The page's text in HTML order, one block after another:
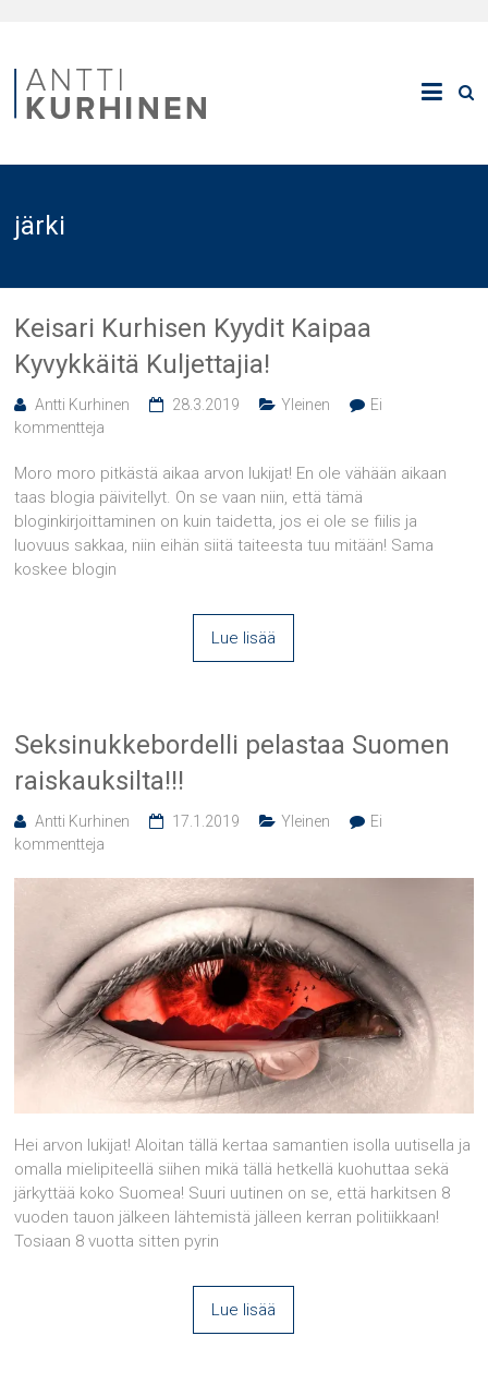
järki
Keisari Kurhisen Kyydit Kaipaa
Kyvykkäitä Kuljettajia!
Antti Kurhinen 28.3.2019 Yleinen
Ei
kommentteja
Moro moro pitkästä aikaa arvon lukijat! En ole vähään aikaan
taas blogia päivitellyt. On se vaan niin, että tämä
bloginkirjoittaminen on kuin taidetta, jos ei ole se fiilis ja
luovuus sakkaa, niin eihän siitä taiteesta tuu mitään! Sama
koskee blogin
Lue lisää
Seksinukkebordelli pelastaa Suomen
raiskauksilta!!!
Antti Kurhinen 17.1.2019 Yleinen
Ei
kommentteja
Hei arvon lukijat! Aloitan tällä kertaa samantien isolla uutisella ja
omalla mielipiteellä siihen mikä tällä hetkellä kuohuttaa sekä
järkyttää koko Suomea! Suuri uutinen on se, että harkitsen 8
vuoden tauon jälkeen lähtemistä jälleen kerran politiikkaan!
Tosiaan 8 vuotta sitten pyrin
Lue lisää